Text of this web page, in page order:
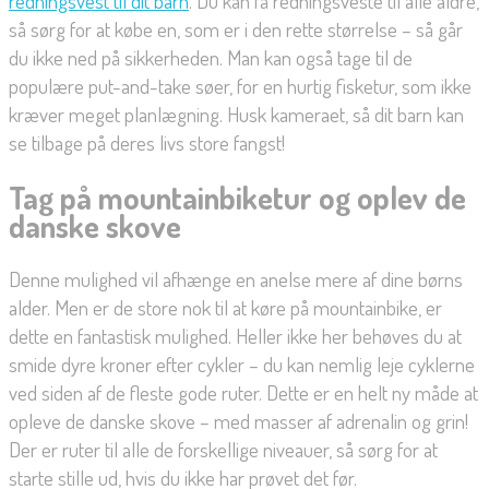
så sørg for at købe en, som er i den rette størrelse – så går
du ikke ned på sikkerheden. Man kan også tage til de
populære put-and-take søer, for en hurtig fisketur, som ikke
kræver meget planlægning. Husk kameraet, så dit barn kan
se tilbage på deres livs store fangst!
Tag på mountainbiketur og oplev de
danske skove
Denne mulighed vil afhænge en anelse mere af dine børns
alder. Men er de store nok til at køre på mountainbike, er
dette en fantastisk mulighed. Heller ikke her behøves du at
smide dyre kroner efter cykler – du kan nemlig leje cyklerne
ved siden af de fleste gode ruter. Dette er en helt ny måde at
opleve de danske skove – med masser af adrenalin og grin!
Der er ruter til alle de forskellige niveauer, så sørg for at
starte stille ud, hvis du ikke har prøvet det før.